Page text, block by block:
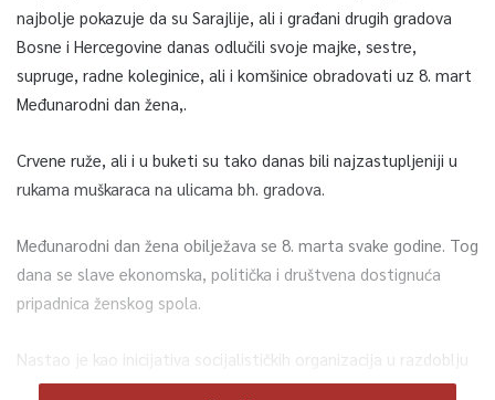
najbolje pokazuje da su Sarajlije, ali i građani drugih gradova
Bosne i Hercegovine danas odlučili svoje majke, sestre,
supruge, radne koleginice, ali i komšinice obradovati uz 8. mart
Međunarodni dan žena,.
Crvene ruže, ali i u buketi su tako danas bili najzastupljeniji u
rukama muškaraca na ulicama bh. gradova.
Međunarodni dan žena obilježava se 8. marta svake godine. Tog
dana se slave ekonomska, politička i društvena dostignuća
pripadnica ženskog spola.
Nastao je kao inicijativa socijalističkih organizacija u razdoblju
prije Prvog svjetskog rata u borbi za jednakost, pravo glasa